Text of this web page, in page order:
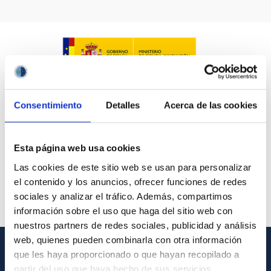
Consentimiento Detalles Acerca de las cookies
Esta página web usa cookies
Las cookies de este sitio web se usan para personalizar
el contenido y los anuncios, ofrecer funciones de redes
sociales y analizar el tráfico. Además, compartimos
información sobre el uso que haga del sitio web con
nuestros partners de redes sociales, publicidad y análisis
web, quienes pueden combinarla con otra información
que les haya proporcionado o que hayan recopilado a
partir del uso que haya hecho de sus servicios.
GENERAL INFORMATION